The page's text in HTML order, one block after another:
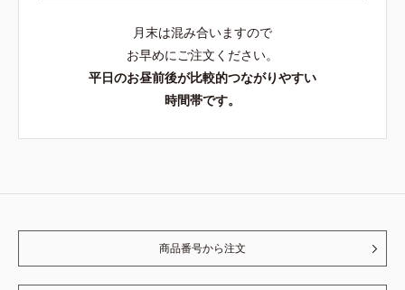
月末は混み合いますので
お早めにご注文ください。
平日のお昼前後が比較的つながりやすい
時間帯です。
商品番号から注文